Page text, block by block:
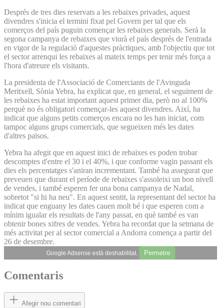
Després de tres dies reservats a les rebaixes privades, aquest
divendres s'inicia el termini fixat pel Govern per tal que els
comerços del país puguin començar les rebaixes generals. Serà la
segona campanya de rebaixes que viurà el país després de l'entrada
en vigor de la regulació d'aquestes pràctiques, amb l'objectiu que tot
el sector arrenqui les rebaixes al mateix temps per tenir més força a
l'hora d'atreure els visitants.
La presidenta de l'Associació de Comerciants de l'Avinguda
Meritxell, Sònia Yebra, ha explicat que, en general, el seguiment de
les rebaixes ha estat important aquest primer dia, però no al 100%
perquè no és obligatori començar-les aquest divendres. Així, ha
indicat que alguns petits comerços encara no les han iniciat, com
tampoc alguns grups comercials, que segueixen més les dates
d'altres països.
Yebra ha afegit que en aquest inici de rebaixes es poden trobar
descomptes d'entre el 30 i el 40%, i que conforme vagin passant els
dies els percentatges s'aniran incrementant. També ha assegurat que
preveuen que durant el període de rebaixes s'assoleixi un bon nivell
de vendes, i també esperen fer una bona campanya de Nadal,
sobretot "si hi ha neu". En aquest sentit, la representant del sector ha
indicat que enguany les dates cauen molt bé i que esperen com a
mínim igualar els resultats de l'any passat, en què també es van
obtenir bones xifres de vendes. Yebra ha recordat que la setmana de
més activitat per al sector comercial a Andorra comença a partir del
26 de desembre.
Google Adsense està deshabilitat. Permetre
Comentaris
Afegir nou comentari